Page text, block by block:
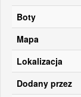
Boty
Mapa
Lokalizacja
Dodany przez